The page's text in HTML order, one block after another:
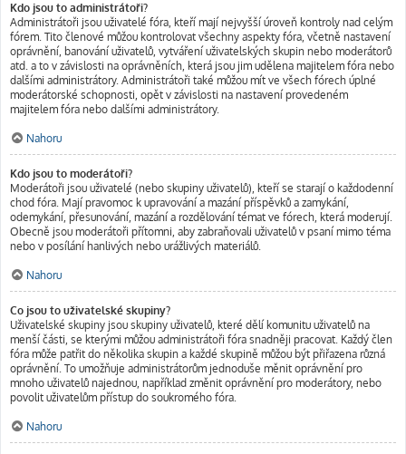
Kdo jsou to administrátoři?
Administrátoři jsou uživatelé fóra, kteří mají nejvyšší úroveň kontroly nad celým
fórem. Tito členové můžou kontrolovat všechny aspekty fóra, včetně nastavení
oprávnění, banování uživatelů, vytváření uživatelských skupin nebo moderátorů
atd. a to v závislosti na oprávněních, která jsou jim udělena majitelem fóra nebo
dalšími administrátory. Administrátoři také můžou mít ve všech fórech úplné
moderátorské schopnosti, opět v závislosti na nastavení provedeném
majitelem fóra nebo dalšími administrátory.
Nahoru
Kdo jsou to moderátoři?
Moderátoři jsou uživatelé (nebo skupiny uživatelů), kteří se starají o každodenní
chod fóra. Mají pravomoc k upravování a mazání příspěvků a zamykání,
odemykání, přesunování, mazání a rozdělování témat ve fórech, která moderují.
Obecně jsou moderátoři přítomni, aby zabraňovali uživatelů v psaní mimo téma
nebo v posílání hanlivých nebo urážlivých materiálů.
Nahoru
Co jsou to uživatelské skupiny?
Uživatelské skupiny jsou skupiny uživatelů, které dělí komunitu uživatelů na
menší části, se kterými můžou administrátoři fóra snadněji pracovat. Každý člen
fóra může patřit do několika skupin a každé skupině můžou být přiřazena různá
oprávnění. To umožňuje administrátorům jednoduše měnit oprávnění pro
mnoho uživatelů najednou, například změnit oprávnění pro moderátory, nebo
povolit uživatelům přístup do soukromého fóra.
Nahoru